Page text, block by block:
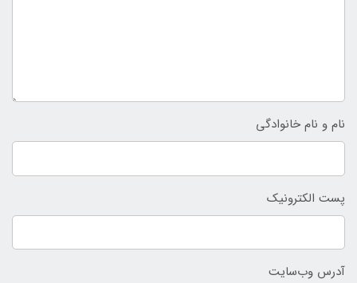
نام و نام خانوادگی
پست الکترونیک
آدرس وب‌سایت